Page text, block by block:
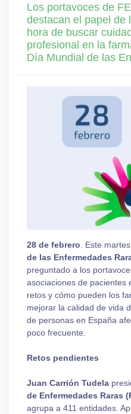
Los portavoces de
destacan el papel de
hora de buscar
profesional en la
Día Mundial de las
28 de febrero. Este
de las Enfermedades
preguntado a los
asociaciones de pacientes
retos y cómo pueden los
mejorar la calidad de vida
de personas en España
poco frecuente.
Retos pendientes
Juan Carrión Tudela
de Enfermedades Raras
agrupa a 411 entidades.